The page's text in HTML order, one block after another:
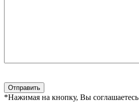
*Нажимая на кнопку, Вы соглашаетесь